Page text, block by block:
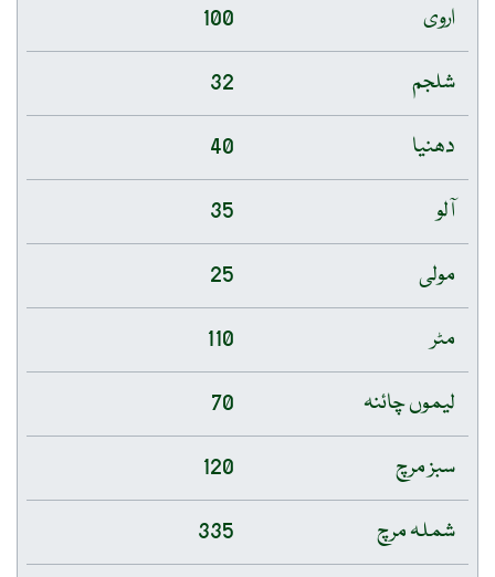
اروی
100
شلجم
32
دھنیا
40
آلو
35
مولی
25
مٹر
110
لیموں چائنہ
70
سبز مرچ
120
شملہ مرچ
335